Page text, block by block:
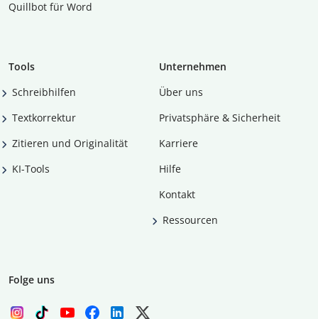
Quillbot für Word
Tools
Schreibhilfen
Textkorrektur
Zitieren und Originalität
KI-Tools
Unternehmen
Über uns
Privatsphäre & Sicherheit
Karriere
Hilfe
Kontakt
Ressourcen
Folge uns